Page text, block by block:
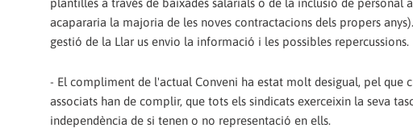
acapararia la majoria de les noves contractacions dels propers
gestió de la Llar us envio la informació i les possibles repercussions.
- El compliment de l'actual Conveni ha estat molt desigual, pel que
associats han de complir, que tots els sindicats exerceixin la seva
independència de si tenen o no representació en ells.